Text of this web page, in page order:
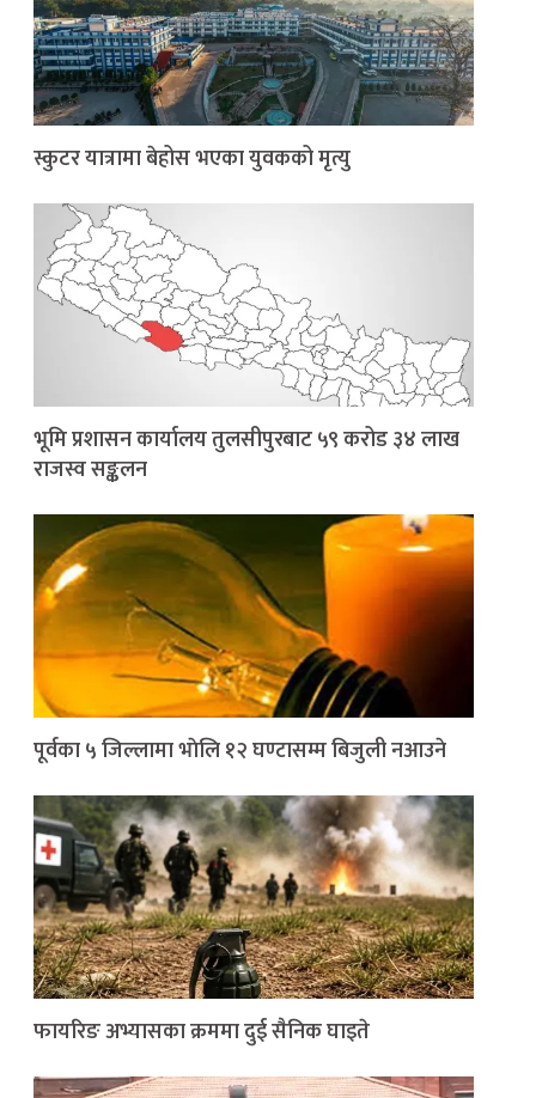
स्कुटर यात्रामा बेहोस भएका युवकको मृत्यु
भूमि प्रशासन कार्यालय तुलसीपुरबाट ५९ करोड ३४ लाख
राजस्व सङ्कलन
पूर्वका ५ जिल्लामा भाेलि १२ घण्टासम्म बिजुली नआउने
फायरिङ अभ्यासका क्रममा दुई सैनिक घाइते